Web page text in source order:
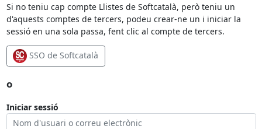
Si no teniu cap compte Llistes de Softcatalà, però teniu un
d'aquests comptes de tercers, podeu crear-ne un i iniciar la
sessió en una sola passa, fent clic al compte de tercers.
SSO de Softcatalà
o
Iniciar sessió